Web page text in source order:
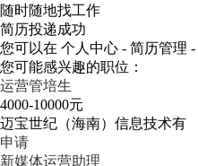
随时随地找工作
简历投递成功
您可以在 个人中心 - 简历管理 -
您可能感兴趣的职位：
运营管培生
4000-10000元
迈宝世纪（海南）信息技术有
申请
新媒体运营助理